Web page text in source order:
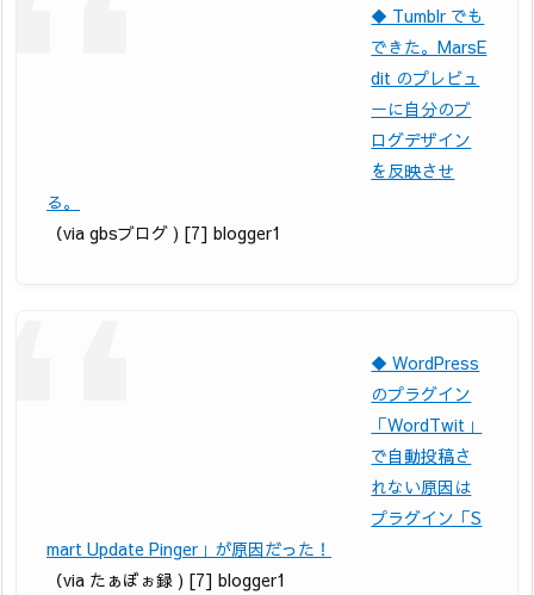
◆ Tumblr でも
できた。MarsE
dit のプレビュ
ーに自分のブ
ログデザイン
を反映させ
る。
（via gbsブログ ) [7] blogger1
◆ WordPress
のプラグイン
「WordTwit」
で自動投稿さ
れない原因は
プラグイン「S
mart Update Pinger」が原因だった！
（via たぁぼぉ録 ) [7] blogger1